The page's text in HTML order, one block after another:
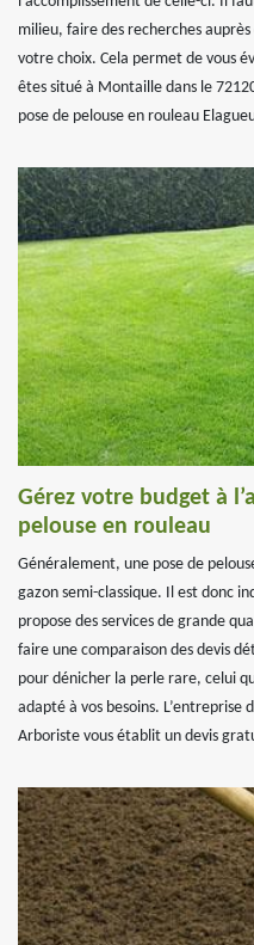
milieu, faire des recherches
votre choix. Cela permet de vous
êtes situé à Montaille dans le
pose de pelouse en rouleau
Gérez votre budget à
pelouse en rouleau
Généralement, une pose de
gazon semi-classique. Il est donc
propose des services de grande
faire une comparaison des devis
pour dénicher la perle rare, celui
adapté à vos besoins. L’entreprise
Arboriste vous établit un devis